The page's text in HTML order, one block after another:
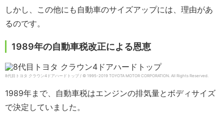
しかし、この他にも自動車のサイズアップには、理由があ
るのです。
1989年の自動車税改正による恩恵
8代目トヨタ クラウン4ドアハードトップ / © 1995-2019 TOYOTA MOTOR CORPORATION. All Rights Reserved.
1989年まで、自動車税はエンジンの排気量とボディサイズ
で決定していました。